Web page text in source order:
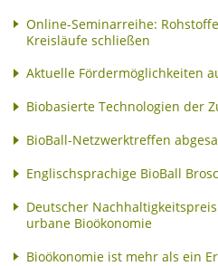
Online-Seminarreihe:
Kreisläufe schließen
Aktuelle Fördermöglichkeiten
Biobasierte Technologien der
BioBall-Netzwerktreffen
Englischsprachige BioBall
Deutscher
urbane Bioökonomie
Bioökonomie ist mehr als ein